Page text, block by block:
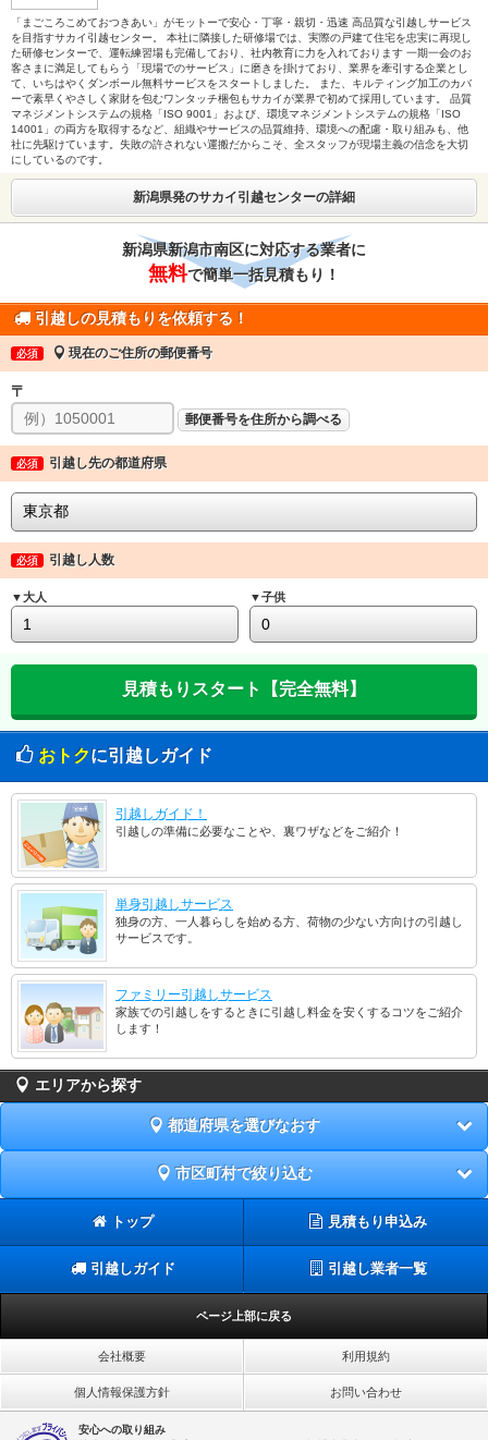
「まごころこめておつきあい」がモットーで安心・丁寧・親切・迅速 高品質な引越しサービス
を目指すサカイ引越センター。 本社に隣接した研修場では、実際の戸建て住宅を忠実に再現し
た研修センターで、運転練習場も完備しており、社内教育に力を入れております 一期一会のお
客さまに満足してもらう「現場でのサービス」に磨きを掛けており、業界を牽引する企業とし
て、いちはやくダンボール無料サービスをスタートしました。 また、キルティング加工のカバ
ーで素早くやさしく家財を包むワンタッチ梱包もサカイが業界で初めて採用しています。 品質
マネジメントシステムの規格「ISO 9001」および、環境マネジメントシステムの規格「ISO
14001」の両方を取得するなど、組織やサービスの品質維持、環境への配慮・取り組みも、他
社に先駆けています。失敗の許されない運搬だからこそ、全スタッフが現場主義の信念を大切
にしているのです。
新潟県発のサカイ引越センターの詳細
新潟県新潟市南区に対応する業者に
無料で簡単一括見積もり！
引越しの見積もりを依頼する！
必須 現在のご住所の郵便番号
〒
郵便番号を住所から調べる
必須 引越し先の都道府県
必須 引越し人数
▼大人 ▼子供
おトクに引越しガイド
引越しガイド！
引越しの準備に必要なことや、裏ワザなどをご紹介！
単身引越しサービス
独身の方、一人暮らしを始める方、荷物の少ない方向けの引越し
サービスです。
ファミリー引越しサービス
家族での引越しをするときに引越し料金を安くするコツをご紹介
します！
エリアから探す
都道府県を選びなおす
市区町村で絞り込む
トップ 見積もり申込み
引越しガイド 引越し業者一覧
ページ上部に戻る
会社概要 利用規約
個人情報保護方針 お問い合わせ
安心への取り組み